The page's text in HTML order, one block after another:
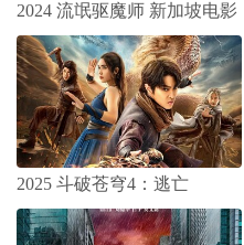
2024 流氓驱魔师 新加坡电影
2025 斗破苍穹4：逃亡